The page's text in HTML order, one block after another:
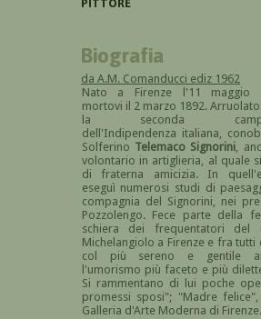
PITTORE
Biografia
da A.M. Comanducci ediz 1962
Nato a Firenze l'11 maggio
mortovi il 2 marzo 1892.
la seconda
dell'Indipendenza italiana,
Solferino Telemaco Signorini,
volontario in artiglieria, al quale
di fraterna amicizia. In
eseguì numerosi studi di
compagnia del Signorini, nei
Pozzolengo. Fece parte della
schiera dei frequentatori del
Michelangiolo a Firenze e fra tutti
col più sereno e gentile
l'umorismo più faceto e più
Si rammentano di lui poche
promessi sposi"; "Madre felice",
Galleria d'Arte Moderna di Firenze.